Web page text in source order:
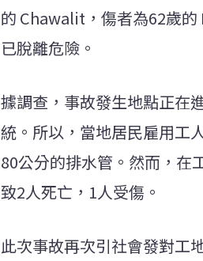
的 Chawalit，傷者為62歲的
已脫離危險。
據調查，事故發生地點正在
統。所以，當地居民雇用工
80公分的排水管。然而，在
致2人死亡，1人受傷。
此次事故再次引社會發對工